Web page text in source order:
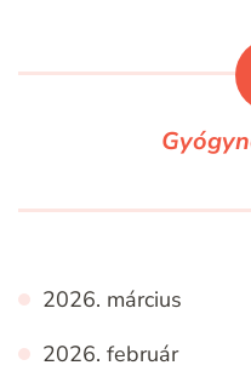
2026. március
2026. február